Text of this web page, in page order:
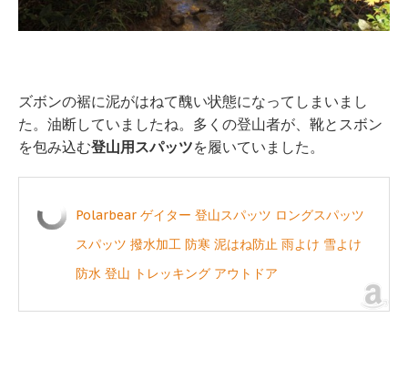
ズボンの裾に泥がはねて醜い状態になってしまいまし
た。油断していましたね。多くの登山者が、靴とスボン
を包み込む登山用スパッツを履いていました。
Polarbear ゲイター 登山スパッツ ロングスパッツ
スパッツ 撥水加工 防寒 泥はね防止 雨よけ 雪よけ
防水 登山 トレッキング アウトドア